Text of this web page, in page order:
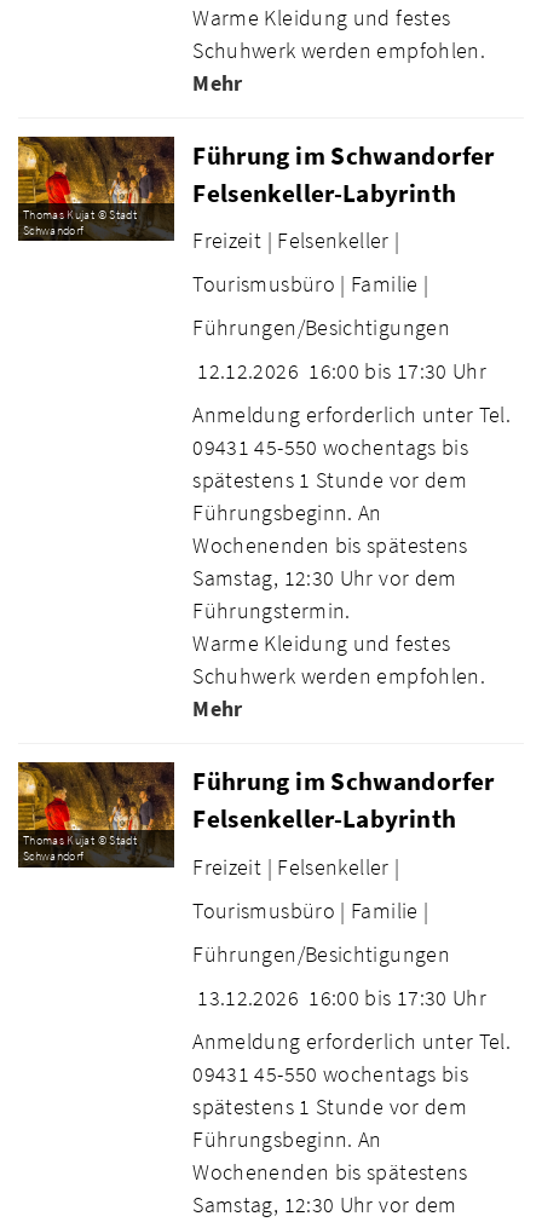
Warme Kleidung und festes
Schuhwerk werden empfohlen.
Mehr
Thomas Kujat © Stadt
Schwandorf
Führung im Schwandorfer
Felsenkeller-Labyrinth
Freizeit | Felsenkeller |
Tourismusbüro | Familie |
Führungen/Besichtigungen
12.12.2026 16:00 bis 17:30 Uhr
Anmeldung erforderlich unter Tel.
09431 45-550 wochentags bis
spätestens 1 Stunde vor dem
Führungsbeginn. An
Wochenenden bis spätestens
Samstag, 12:30 Uhr vor dem
Führungstermin.
Warme Kleidung und festes
Schuhwerk werden empfohlen.
Mehr
Thomas Kujat © Stadt
Schwandorf
Führung im Schwandorfer
Felsenkeller-Labyrinth
Freizeit | Felsenkeller |
Tourismusbüro | Familie |
Führungen/Besichtigungen
13.12.2026 16:00 bis 17:30 Uhr
Anmeldung erforderlich unter Tel.
09431 45-550 wochentags bis
spätestens 1 Stunde vor dem
Führungsbeginn. An
Wochenenden bis spätestens
Samstag, 12:30 Uhr vor dem